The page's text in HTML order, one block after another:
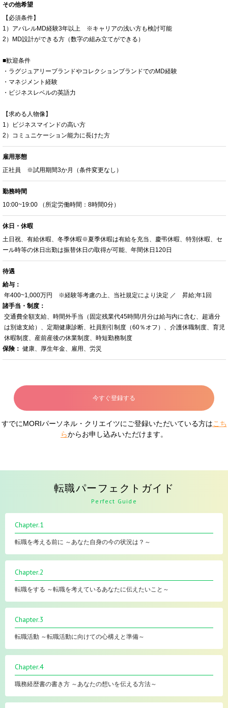
その他希望
【必須条件】
1）アパレルMD経験3年以上 ※キャリアの浅い方も検討可能
2）MD設計ができる方（数字の組み立てができる）
■歓迎条件
・ラグジュアリーブランドやコレクションブランドでのMD経験
・マネジメント経験
・ビジネスレベルの英語力
【求める人物像】
1）ビジネスマインドの高い方
2）コミュニケーション能力に長けた方
雇用形態
正社員 ※試用期間3か月（条件変更なし）
勤務時間
10:00~19:00 （所定労働時間：8時間0分）
休日・休暇
土日祝、有給休暇、冬季休暇※夏季休暇は有給を充当、慶弔休暇、特別休暇、セ
ール時等の休日出勤は振替休日の取得が可能、年間休日120日
待遇
給与：
年400~1,000万円 ※経験等考慮の上、当社規定により決定 ／ 昇給;年1回
諸手当・制度：
交通費全額支給、時間外手当（固定残業代45時間/月分は給与内に含む、超過分
は別途支給）、定期健康診断、社員割引制度（60％オフ）、介護休職制度、育児
休暇制度、産前産後の休業制度、時短勤務制度
保険： 健康、厚生年金、雇用、労災
今すぐ登録する
すでにMORIパーソネル・クリエイツにご登録いただいている方はこち
らからお申し込みいただけます。
転職パーフェクトガイド
Perfect Guide
Chapter.1
転職を考える前に ～あなた自身の今の状況は？～
Chapter.2
転職をする ～転職を考えているあなたに伝えたいこと～
Chapter.3
転職活動 ～転職活動に向けての心構えと準備～
Chapter.4
職務経歴書の書き方 ～あなたの想いを伝える方法～